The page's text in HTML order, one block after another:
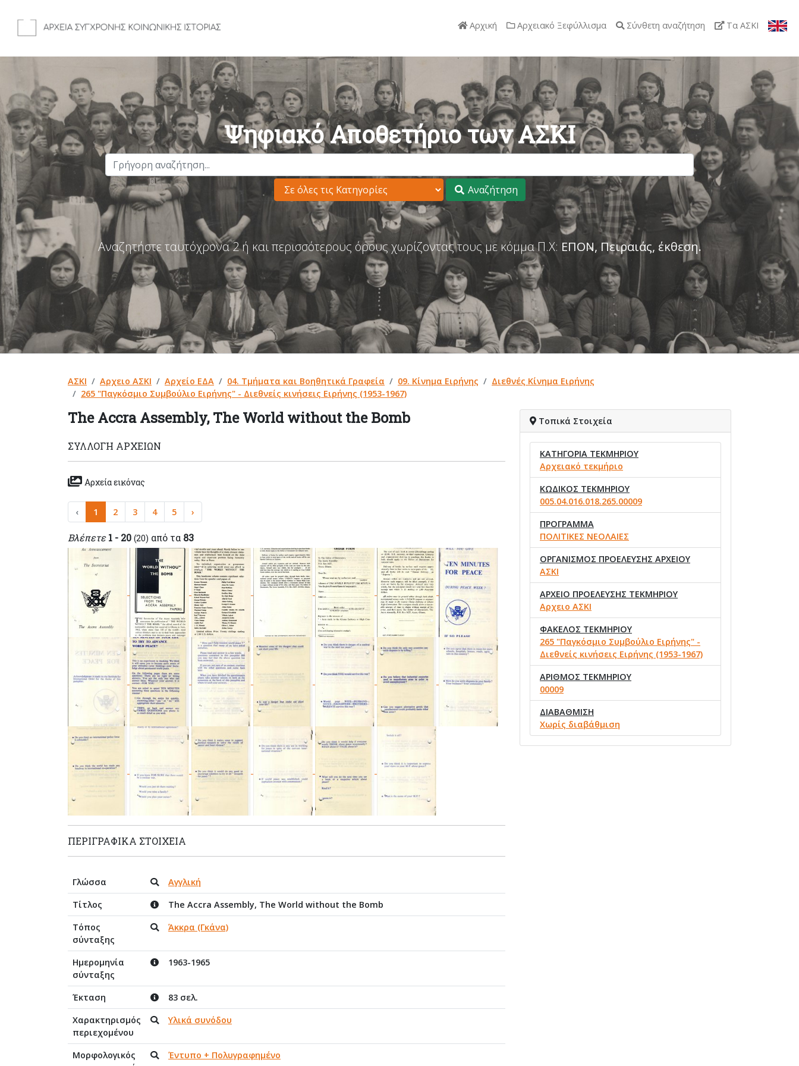
Αρχική Αρχειακό Ξεφύλλισμα Σύνθετη αναζήτηση Τα ΑΣΚΙ
Ψηφιακό Αποθετήριο των ΑΣΚΙ
Αναζήτηση
Αναζητήστε ταυτόχρονα 2 ή και περισσότερους όρους χωρίζοντας τους με κόμμα Π.Χ: ΕΠΟΝ, Πειραιάς, έκθεση.
ΑΣΚΙ Αρχειο ΑΣΚΙ Αρχείο ΕΔΑ 04. Τμήματα και Βοηθητικά Γραφεία 09. Κίνημα Ειρήνης
Διεθνές Κίνημα Ειρήνης
265 "Παγκόσμιο Συμβούλιο Ειρήνης" - Διεθνείς κινήσεις Ειρήνης (1953-1967)
The Accra Assembly, The World without the Bomb
ΣΥΛΛΟΓΉ ΑΡΧΕΊΩΝ
Αρχεία εικόνας
‹ 1 2 3 4 5 ›
Βλέπετε 1 - 20 (20) από τα 83
ΠΕΡΙΓΡΑΦΙΚΆ ΣΤΟΙΧΕΊΑ
Γλώσσα
Αγγλική
Τίτλος
The Accra Assembly, The World without the Bomb
Τόπος
σύνταξης
Άκκρα (Γκάνα)
Ημερομηνία
σύνταξης
1963-1965
Έκταση
83 σελ.
Χαρακτηρισμός
περιεχομένου
Υλικά συνόδου
Μορφολογικός
Έντυπο + Πολυγραφημένο
Τοπικά Στοιχεία
ΚΑΤΗΓΟΡΙΑ ΤΕΚΜΗΡΙΟΥ
Αρχειακό τεκμήριο
ΚΩΔΙΚΟΣ ΤΕΚΜΗΡΙΟΥ
005.04.016.018.265.00009
ΠΡΟΓΡΑΜΜΑ
ΠΟΛΙΤΙΚΕΣ ΝΕΟΛΑΙΕΣ
ΟΡΓΑΝΙΣΜΟΣ ΠΡΟΕΛΕΥΣΗΣ ΑΡΧΕΙΟΥ
ΑΣΚΙ
ΑΡΧΕΙΟ ΠΡΟΕΛΕΥΣΗΣ ΤΕΚΜΗΡΙΟΥ
Αρχειο ΑΣΚΙ
ΦΑΚΕΛΟΣ ΤΕΚΜΗΡΙΟΥ
265 "Παγκόσμιο Συμβούλιο Ειρήνης" -
Διεθνείς κινήσεις Ειρήνης (1953-1967)
ΑΡΙΘΜΟΣ ΤΕΚΜΗΡΙΟΥ
00009
ΔΙΑΒΑΘΜΙΣΗ
Χωρίς διαβάθμιση